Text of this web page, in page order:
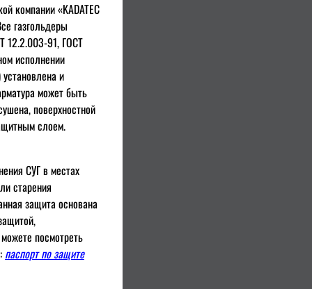
компании «KADATEC
газгольдеры
12.2.003-91, ГОСТ
исполнении
и
может быть
поверхностной
слоем.
СУГ в местах
старения
защита основана
посмотреть
паспорт по защите